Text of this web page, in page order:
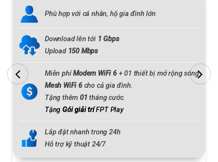
Phù hợp với cá nhân, hộ gia đình lớn
Download lên tới 1 Gbps
Upload 150 Mbps
Miễn phíModem WiFi 6 + 01 thiết bị mở rộng sóng
Mesh WiFi 6 cho cả gia đình.
Tặng thêm 01tháng cước.
Tặng Gói giải tríFPT Play
Lắp đặt nhanh trong 24h
Hỗ trợ kỹ thuật 24/7